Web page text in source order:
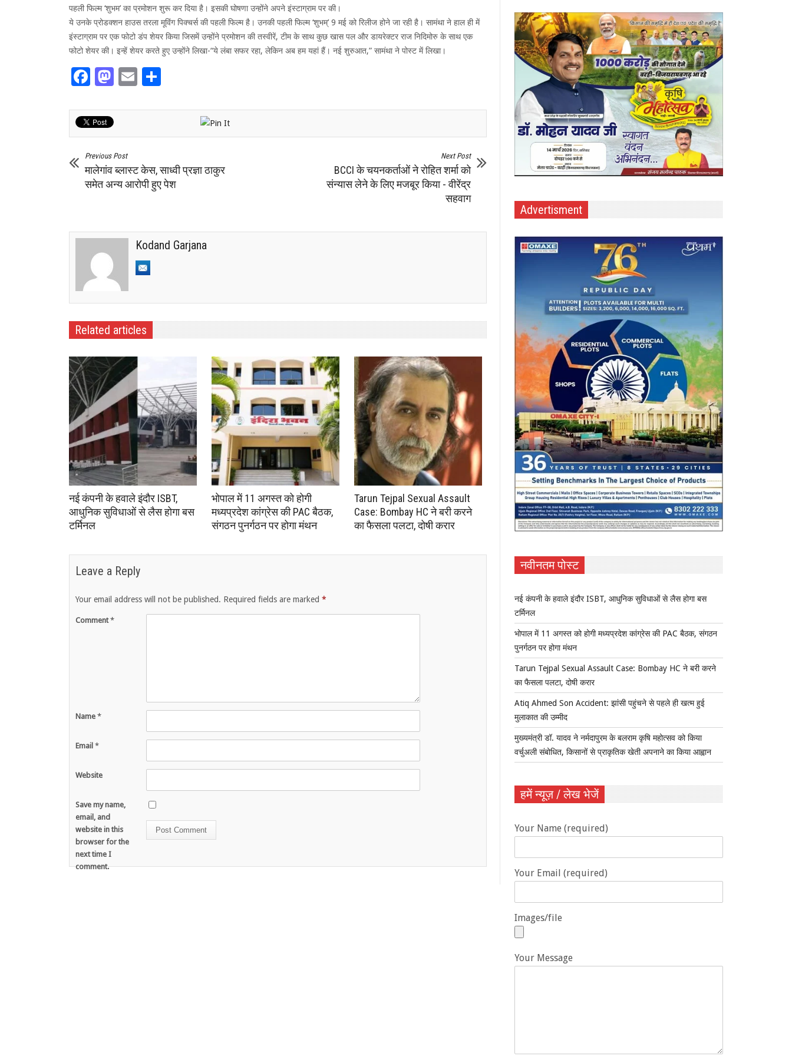
पहली फिल्म ‘शुभम’ का प्रमोशन शुरू कर दिया है। इसकी घोषणा उन्होंने अपने इंस्टाग्राम पर की।
ये उनके प्रोडक्शन हाउस तरला मूविंग पिक्चर्स की पहली फिल्म है। उनकी पहली फिल्म ‘शुभम्’ 9 मई को रिलीज होने जा रही है। सामंथा ने हाल ही में
इंस्टाग्राम पर एक फोटो डंप शेयर किया जिसमें उन्होंने प्रमोशन की तस्वीरें, टीम के साथ कुछ खास पल और डायरेक्टर राज निदिमोरु के साथ एक
फोटो शेयर की। इन्हें शेयर करते हुए उन्होंने लिखा-“ये लंबा सफर रहा, लेकिन अब हम यहां हैं। नई शुरुआत,” सामंथा ने पोस्ट में लिखा।
Facebook
Mastodon
Email
Previous Post
मालेगांव ब्लास्ट केस, साध्वी प्रज्ञा ठाकुर
समेत अन्य आरोपी हुए पेश
Next Post
BCCI के चयनकर्ताओं ने रोहित शर्मा को
संन्यास लेने के लिए मजबूर किया - वीरेंद्र
सहवाग
Kodand Garjana
Related articles
नई कंपनी के हवाले इंदौर ISBT,
आधुनिक सुविधाओं से लैस होगा बस
टर्मिनल
भोपाल में 11 अगस्त को होगी
मध्यप्रदेश कांग्रेस की PAC बैठक,
संगठन पुनर्गठन पर होगा मंथन
Tarun Tejpal Sexual Assault
Case: Bombay HC ने बरी करने
का फैसला पलटा, दोषी करार
Leave a Reply
Your email address will not be published. Required fields are marked *
Comment*
Name *
Email *
Website
Save my name,
email, and
website in this
browser for the
next time I
comment.
Advertisment
नवीनतम पोस्ट
नई कंपनी के हवाले इंदौर ISBT, आधुनिक सुविधाओं से लैस होगा बस
टर्मिनल
भोपाल में 11 अगस्त को होगी मध्यप्रदेश कांग्रेस की PAC बैठक, संगठन
पुनर्गठन पर होगा मंथन
Tarun Tejpal Sexual Assault Case: Bombay HC ने बरी करने
का फैसला पलटा, दोषी करार
Atiq Ahmed Son Accident: झांसी पहुंचने से पहले ही खत्म हुई
मुलाकात की उम्मीद
मुख्यमंत्री डॉ. यादव ने नर्मदापुरम के बलराम कृषि महोत्सव को किया
वर्चुअली संबोधित, किसानों से प्राकृतिक खेती अपनाने का किया आह्वान
हमें न्यूज़ / लेख भेजें
Your Name (required)
Your Email (required)
Images/file
Your Message